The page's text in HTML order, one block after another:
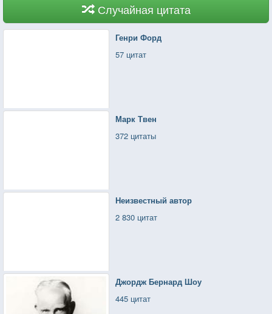
Случайная цитата
Генри Форд
57 цитат
Марк Твен
372 цитаты
Неизвестный автор
2 830 цитат
Джордж Бернард Шоу
445 цитат